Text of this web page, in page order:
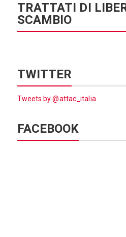
TRATTATI DI
SCAMBIO
TWITTER
Tweets by @attac_italia
FACEBOOK